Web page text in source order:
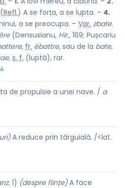
(Refl.) A se forța, a se lupta. – 4.
a se preocupa. – Var. zbate.
(Densusianu, Hlr., 169; Pușcariu
fr. ébattre, sau de la bate,
s. f. (luptă), rar.
de propulsie a unei nave. / a
A reduce prin târguială. /<lat.
1) (despre ființe)A face